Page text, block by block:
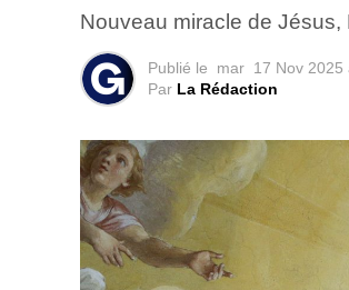
Nouveau miracle de Jésus,
Publié le mar 17 Nov 2025
Par La Rédaction